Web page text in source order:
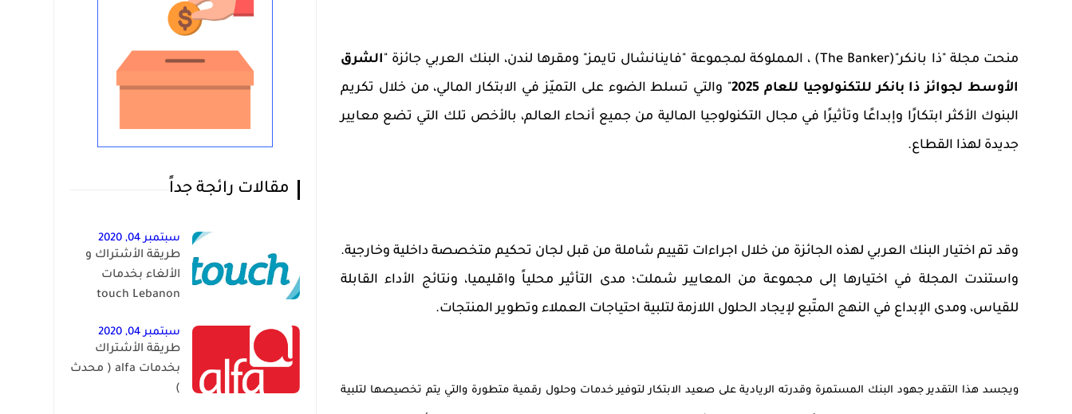
منحت مجلة "ذا بانكر"(The Banker) ، المملوكة لمجموعة "فاينانشال تايمز" ومقرها لندن، البنك العربي جائزة "الشرق
الأوسط لجوائز ذا بانكر للتكنولوجيا للعام 2025
" والتي تسلط الضوء على التميّز في الابتكار المالي، من خلال تكريم
البنوك الأكثر ابتكارًا وإبداعًا وتأثيرًا في مجال التكنولوجيا المالية من جميع أنحاء العالم، بالأخص تلك التي تضع معايير
جديدة لهذا القطاع.
وقد تم اختيار البنك العربي لهذه الجائزة من خلال اجراءات تقييم شاملة من قبل لجان تحكيم متخصصة داخلية وخارجية.
واستندت المجلة في اختيارها إلى مجموعة من المعايير شملت؛ مدى التأثير محلياً واقليميا، ونتائج الأداء القابلة
للقياس، ومدى الإبداع في النهج المتّبع لإيجاد الحلول اللازمة لتلبية احتياجات العملاء وتطوير المنتجات.
ويجسد هذا التقدير جهود البنك المستمرة وقدرته الريادية على صعيد الابتكار لتوفير خدمات وحلول رقمية متطورة والتي يتم تخصيصها لتلبية
مقالات رائجة جداً
سبتمبر 04, 2020
طريقة الأشتراك و
الألغاء بخدمات
touch Lebanon
سبتمبر 04, 2020
طريقة الأشتراك
بخدمات alfa ( محدث
)